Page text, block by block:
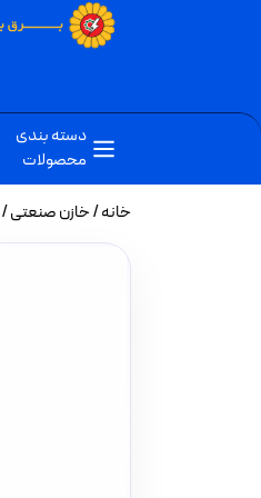
دسته بندی
محصولات
خانه/خازن صنعتی/